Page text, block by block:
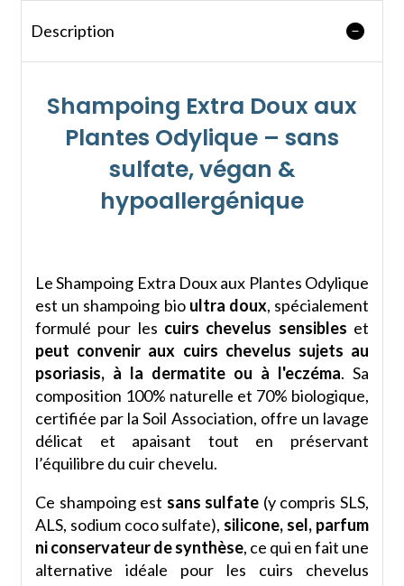
Description
Shampoing Extra Doux aux
Plantes Odylique – sans
sulfate, végan &
hypoallergénique
LeShampoing Extra Doux aux Plantes Odylique
est un shampoing bio ultra doux, spécialement
formulé pour les cuirs chevelus sensibles et
peut convenir aux cuirs chevelus sujets au
psoriasis, à la dermatite ou à l'eczéma. Sa
composition 100% naturelle et 70% biologique,
certifiée par la Soil Association, offre un lavage
délicat et apaisant tout en préservant
l’équilibre du cuir chevelu.
Ce shampoing est sans sulfate (y compris SLS,
ALS, sodium coco sulfate), silicone, sel, parfum
ni conservateur de synthèse, ce qui en fait une
alternative idéale pour les cuirs chevelus